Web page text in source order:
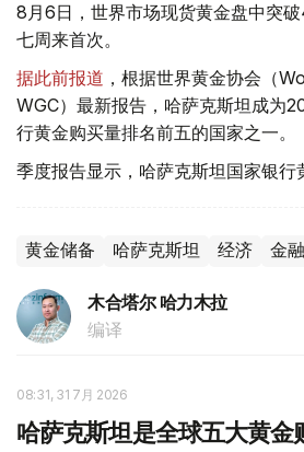
8月6日，世界市场现货黄金盘中突
七周来首次。
据此前报道 ，根据世界黄金协会（
WGC）最新报告，哈萨克斯坦成为
行黄金购买量排名前五的国家之一。
季度报告显示，哈萨克斯坦国家银行
黄金储备 哈萨克斯坦 经济 金融
木合塔尔 哈力木拉
编译
08:31, 31 7月 2026
哈萨克斯坦是全球五大黄金